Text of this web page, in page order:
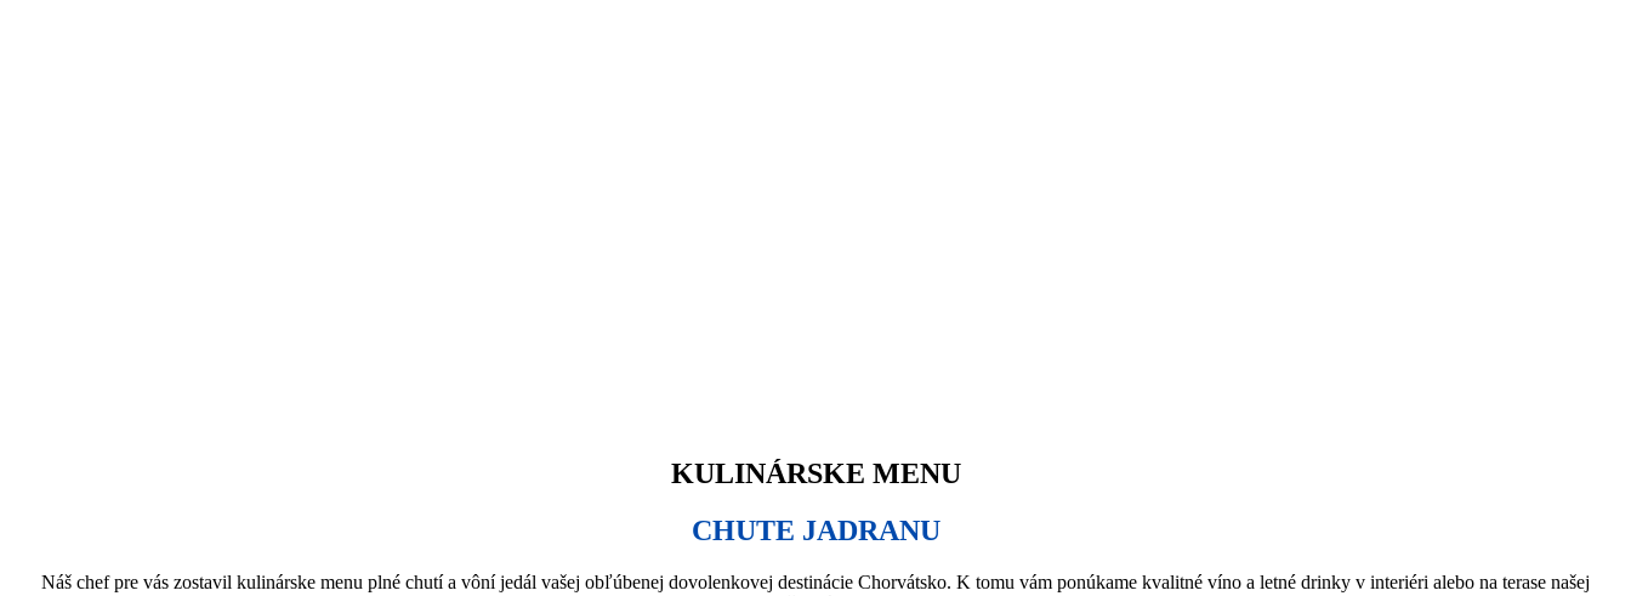
KULINÁRSKE MENU
CHUTE JADRANU
Náš chef pre vás zostavil kulinárske menu plné chutí a vôní jedál vašej obľúbenej dovolenkovej destinácie Chorvátsko. K tomu vám ponúkame kvalitné víno a letné drinky v interiéri alebo na terase našej